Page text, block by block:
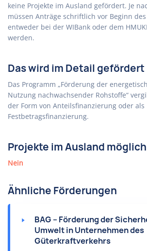
keine Projekte im Ausland gefördert. Je
müssen Anträge schriftlich vor Beginn
entweder bei der WIBank oder dem
werden.
Das wird im Detail gefördert
Das Programm „Förderung der
Nutzung nachwachsender Rohstoffe“
der Form von Anteilsfinanzierung oder als
Festbetragsfinanzierung.
Projekte im Ausland
Nein
Ähnliche Förderungen
BAG – Förderung der
Umwelt in Unternehmen des
Güterkraftverkehrs